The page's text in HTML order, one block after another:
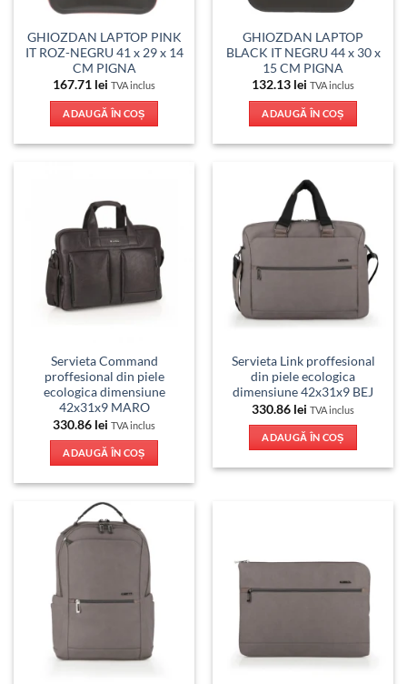
GHIOZDAN LAPTOP PINK
IT ROZ-NEGRU 41 x 29 x 14
CM PIGNA
167.71 lei TVA inclus
ADAUGĂ ÎN COȘ
GHIOZDAN LAPTOP
BLACK IT NEGRU 44 x 30 x
15 CM PIGNA
132.13 lei TVA inclus
ADAUGĂ ÎN COȘ
Servieta Command
proffesional din piele
ecologica dimensiune
42x31x9 MARO
330.86 lei TVA inclus
ADAUGĂ ÎN COȘ
Servieta Link proffesional
din piele ecologica
dimensiune 42x31x9 BEJ
330.86 lei TVA inclus
ADAUGĂ ÎN COȘ